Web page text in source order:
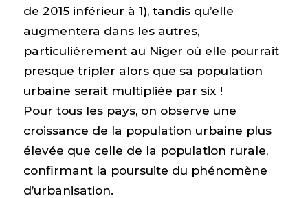
de 2015 inférieur à 1), tandis qu’elle
augmentera dans les autres,
particulièrement au Niger où elle pourrait
presque tripler alors que sa population
urbaine serait multipliée par six !
Pour tous les pays, on observe une
croissance de la population urbaine plus
élevée que celle de la population rurale,
confirmant la poursuite du phénomène
d’urbanisation.